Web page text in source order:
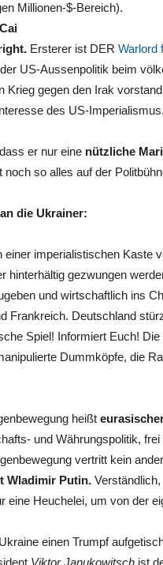
Millionen-$-Bereich).
Ersterer ist DER Warlord
US-Aussenpolitik beim
Krieg gegen den Irak
des US-Imperialismus.
er nur eine nützliche
noch so alles auf der
die Ukrainer:
einer imperialistischen Kaste
hinterhältig gezwungen
und wirtschaftlich ins
Frankreich. Deutschland
Spiel! Informiert Euch!
Dummköpfe, die
heißt
und Währungspolitik,
vertritt kein
Wladimir Putin.
eine Heuchelei, um von der
einen Trumpf
Viktor Janukowitsch ist